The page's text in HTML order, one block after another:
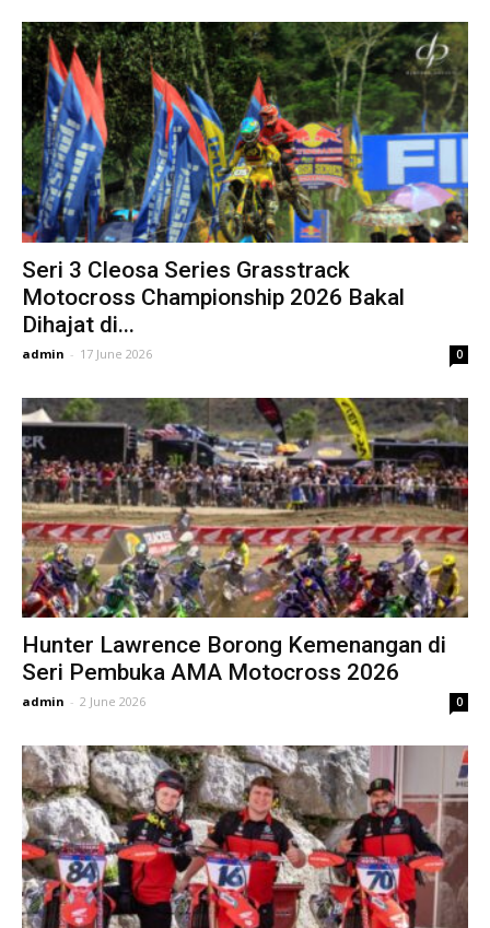
Seri 3 Cleosa Series Grasstrack
Motocross Championship 2026 Bakal
Dihajat di...
admin - 17 June 2026 0
Hunter Lawrence Borong Kemenangan di
Seri Pembuka AMA Motocross 2026
admin - 2 June 2026 0